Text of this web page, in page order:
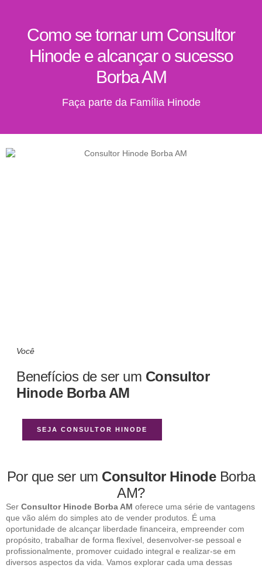
Como se tornar um Consultor
Hinode e alcançar o sucesso
Borba AM
Faça parte da Família Hinode
Você
Benefícios de ser um Consultor
Hinode Borba AM
SEJA CONSULTOR HINODE
Por que ser um Consultor HinodeBorba
AM?
Ser Consultor Hinode Borba AM oferece uma série de vantagens
que vão além do simples ato de vender produtos. É uma
oportunidade de alcançar liberdade financeira, empreender com
propósito, trabalhar de forma flexível, desenvolver-se pessoal e
profissionalmente, promover cuidado integral e realizar-se em
diversos aspectos da vida. Vamos explorar cada uma dessas